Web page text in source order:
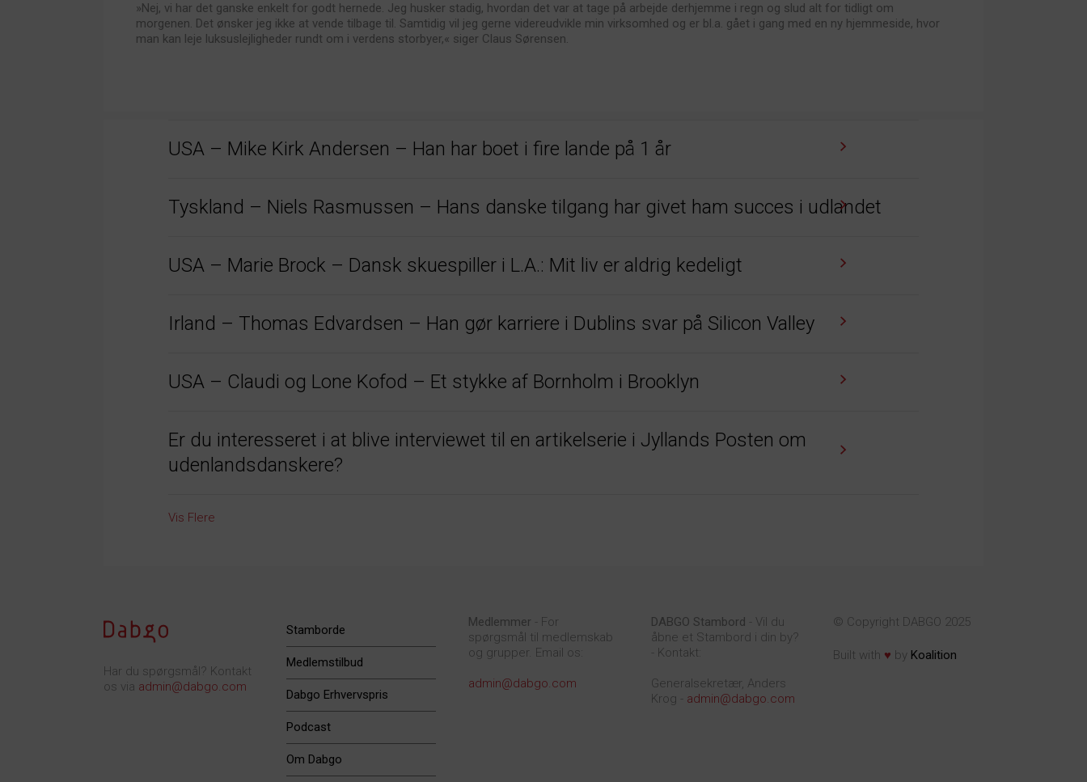
»Nej, vi har det ganske enkelt for godt hernede. Jeg husker stadig, hvordan det var at tage på arbejde derhjemme i regn og slud alt for tidligt om
morgenen. Det ønsker jeg ikke at vende tilbage til. Samtidig vil jeg gerne videreudvikle min virksomhed og er bl.a. gået i gang med en ny hjemmeside, hvor
man kan leje luksuslejligheder rundt om i verdens storbyer,« siger Claus Sørensen.
USA – Mike Kirk Andersen – Han har boet i fire lande på 1 år
Tyskland – Niels Rasmussen – Hans danske tilgang har givet ham succes i udlandet
USA – Marie Brock – Dansk skuespiller i L.A.: Mit liv er aldrig kedeligt
Irland – Thomas Edvardsen – Han gør karriere i Dublins svar på Silicon Valley
USA – Claudi og Lone Kofod – Et stykke af Bornholm i Brooklyn
Er du interesseret i at blive interviewet til en artikelserie i Jyllands Posten om
udenlandsdanskere?
Vis Flere
Har du spørgsmål? Kontakt
os via admin@dabgo.com
Stamborde
Medlemstilbud
Dabgo Erhvervspris
Podcast
Om Dabgo
Medlemmer - For
spørgsmål til medlemskab
og grupper. Email os:
admin@dabgo.com
DABGO Stambord - Vil du
åbne et Stambord i din by?
- Kontakt:
Generalsekretær, Anders
Krog - admin@dabgo.com
© Copyright DABGO 2025
Built with ♥ by Koalition